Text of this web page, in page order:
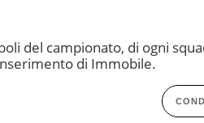
del campionato, di ogni
di Immobile.